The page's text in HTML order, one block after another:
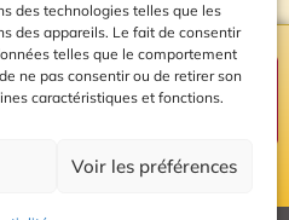
des technologies telles que les
des appareils. Le fait de consentir
telles que le comportement
ne pas consentir ou de retirer son
caractéristiques et fonctions.
Voir les préférences